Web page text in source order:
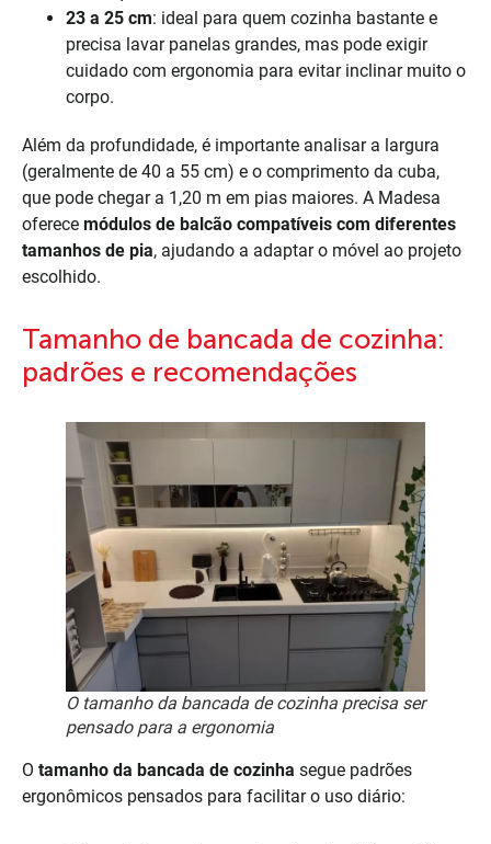
23 a 25 cm: ideal para quem cozinha bastante e
precisa lavar panelas grandes, mas pode exigir
cuidado com ergonomia para evitar inclinar muito o
corpo.
Além da profundidade, é importante analisar a largura
(geralmente de 40 a 55 cm) e o comprimento da cuba,
que pode chegar a 1,20 m em pias maiores. A Madesa
oferece módulos de balcão compatíveis com diferentes
tamanhos de pia, ajudando a adaptar o móvel ao projeto
escolhido.
Tamanho de bancada de cozinha:
padrões e recomendações
O tamanho da bancada de cozinha precisa ser
pensado para a ergonomia
O tamanho da bancada de cozinha segue padrões
ergonômicos pensados para facilitar o uso diário: